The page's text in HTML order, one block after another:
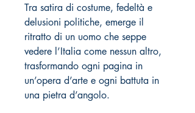
Tra satira di costume, fedeltà e
delusioni politiche, emerge il
ritratto di un uomo che seppe
vedere l’Italia come nessun altro,
trasformando ogni pagina in
un’opera d’arte e ogni battuta in
una pietra d’angolo.